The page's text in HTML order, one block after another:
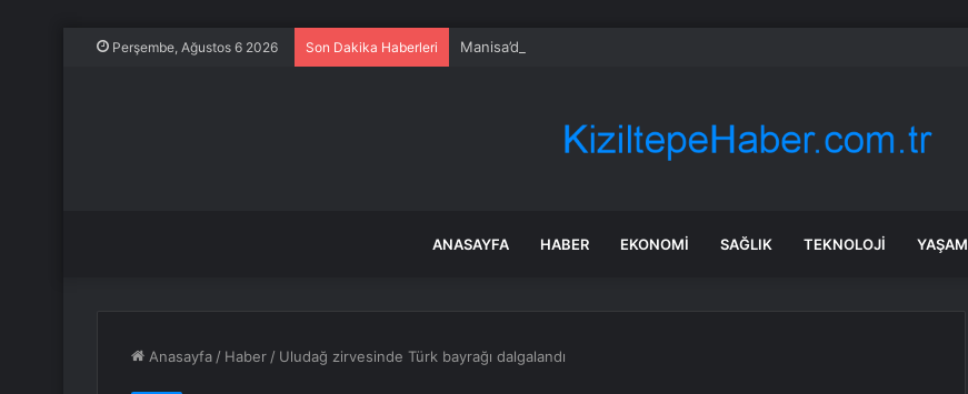
Perşembe, Ağustos 6 2026 Son Dakika Haberleri Manisa’da Akpınar Mesire Alanı hizmete açılıyor
ANASAYFA HABER EKONOMI SAĞLIK TEKNOLOJI YAŞAM
Anasayfa / Haber / Uludağ zirvesinde Türk bayrağı dalgalandı